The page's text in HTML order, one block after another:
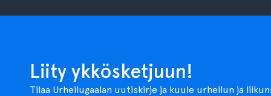
Liity ykkösketjuun!
Tilaa Urheilugaalan uutiskirje ja kuule urheilun ja